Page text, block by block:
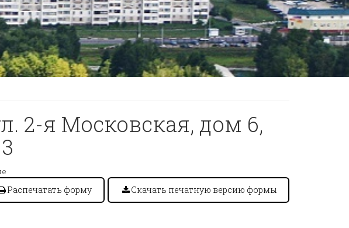
2-я Московская, дом 6,
Распечатать форму Скачать печатную версию формы